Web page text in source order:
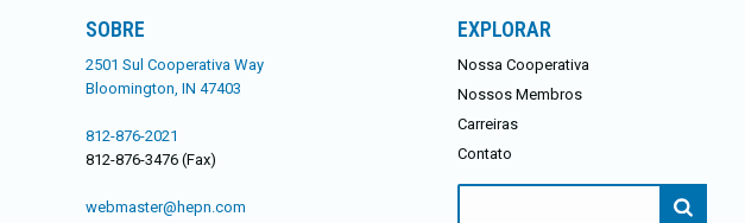
SOBRE
2501 Sul Cooperativa Way
Bloomington, IN 47403
812-876-2021
812-876-3476 (Fax)
webmaster@hepn.com
EXPLORAR
Nossa Cooperativa
Nossos Membros
Carreiras
Contato